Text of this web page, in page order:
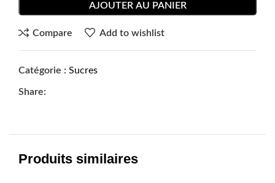
AJOUTER AU PANIER
Compare Add to wishlist
Catégorie : Sucres
Share:
Produits similaires